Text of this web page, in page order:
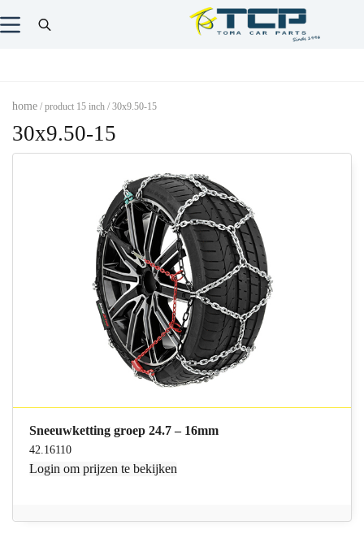
home / product 15 inch / 30x9.50-15
30x9.50-15
Sneeuwketting groep 24.7 – 16mm
42.16110
Login om prijzen te bekijken